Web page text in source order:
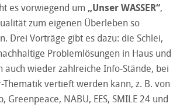
es vorwiegend um „Unser WASSER“,
zum eigenen Überleben so
Drei Vorträge gibt es dazu: die Schlei,
Problemlösungen in Haus und
auch wieder zahlreiche Info-Stände, bei
Thematik vertieft werden kann, z. B. von
Greenpeace, NABU, EES, SMILE 24 und